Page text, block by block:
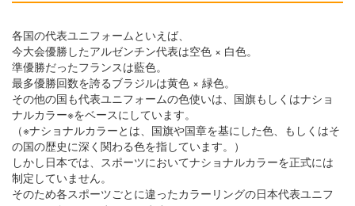
各国の代表ユニフォームといえば、
今大会優勝したアルゼンチン代表は空色 × 白色。
準優勝だったフランスは藍色。
最多優勝回数を誇るブラジルは黄色 × 緑色。
その他の国も代表ユニフォームの色使いは、国旗もしくはナショ
ナルカラー※をベースにしています。
（※ナショナルカラーとは、国旗や国章を基にした色、もしくはそ
の国の歴史に深く関わる色を指しています。）
しかし日本では、スポーツにおいてナショナルカラーを正式には
制定していません。
そのため各スポーツごとに違ったカラーリングの日本代表ユニフ